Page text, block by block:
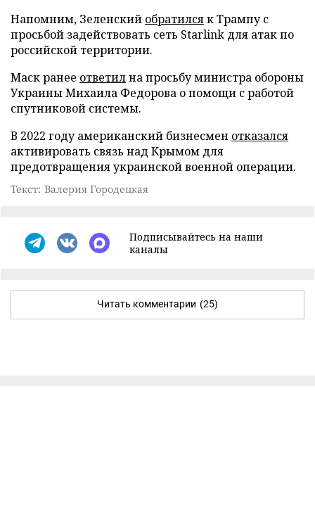
Напомним, Зеленский обратилсяк Трампу с
просьбой задействовать сеть Starlink для атак по
российской территории.
Маск ранее ответилна просьбу министра обороны
Украины Михаила Федорова о помощи с работой
спутниковой системы.
В 2022 году американский бизнесмен отказался
активировать связь над Крымом для
предотвращения украинской военной операции.
Текст: Валерия Городецкая
Подписывайтесь на наши
каналы
Читать комментарии (25)